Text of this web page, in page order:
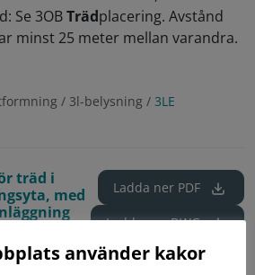
Se 3OBTrädplacering. Avstånd
minst 25 meter mellan varandra.
/ 3l-belysning / 3LE
träd i
med
Ladda ner PDF
Ladda nerDWG
använder kakor